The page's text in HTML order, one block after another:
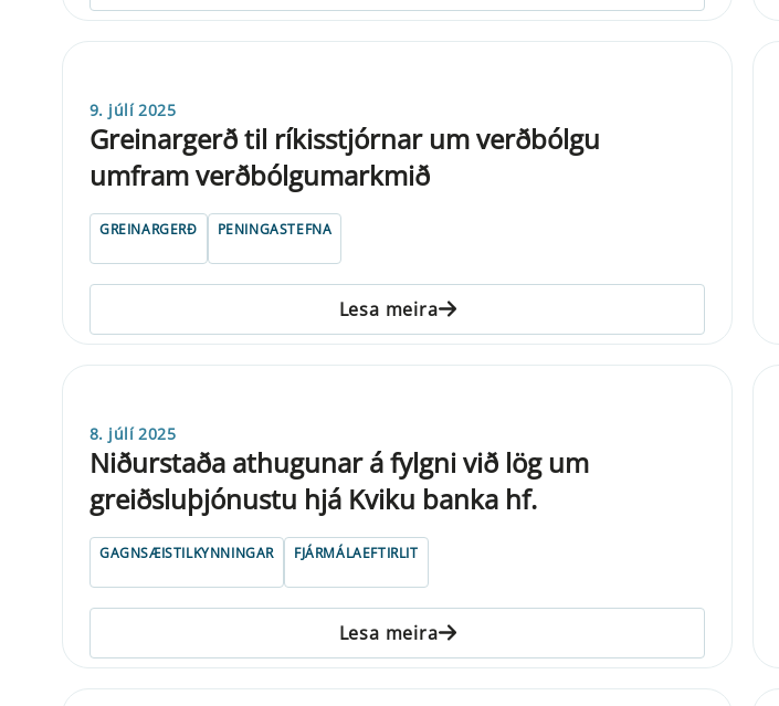
9. júlí 2025
Grein­ar­gerð til rí­k­is­stjór­n­ar um verðbólgu
umfram verðbólgumarkmið
GREINARGERÐ PENINGASTEFNA
Lesa meira
8. júlí 2025
Niðurstaða athugunar á fylgni við lög um
greiðsluþjónustu hjá Kviku banka hf.
GAGNSÆISTILKYNNINGAR FJÁRMÁLAEFTIRLIT
Lesa meira